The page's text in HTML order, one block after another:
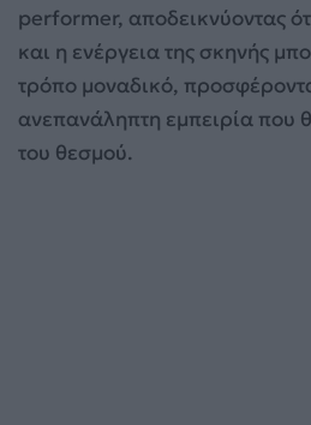
performer, αποδεικνύοντας
και η ενέργεια της σκηνής
τρόπο μοναδικό,
ανεπανάληπτη εμπειρία που
του θεσμού.